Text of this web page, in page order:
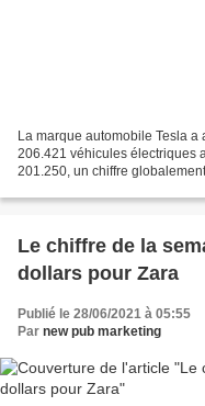
La marque automobile Tesla
206.421 véhicules électriques
201.250, un chiffre
Le chiffre de la
dollars pour Zara
Publié le 28/06/2021 à 05:55
Par new pub marketing